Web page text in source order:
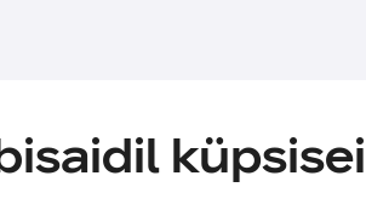
Lisaks saab ümbrise tagaküljele